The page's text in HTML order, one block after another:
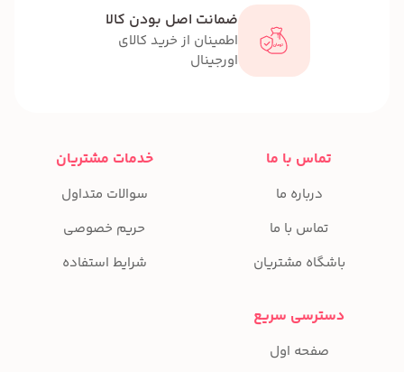
ضمانت اصل بودن کالا
اطمینان از خرید کالای
اورجینال
تماس با ما
درباره ما
تماس با ما
باشگاه مشتریان
خدمات مشتریان
سوالات متداول
حریم خصوصی
شرایط استفاده
دسترسی سریع
صفحه اول